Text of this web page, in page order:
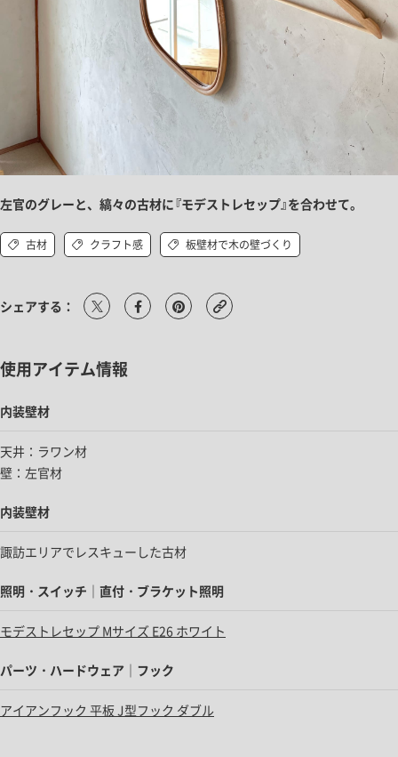
左官のグレーと、縞々の古材に『モデストレセップ』を合わせて。
古材 クラフト感 板壁材で木の壁づくり
シェアする：
使用アイテム情報
内装壁材
天井：ラワン材
壁：左官材
内装壁材
諏訪エリアでレスキューした古材
照明・スイッチ｜直付・ブラケット照明
モデストレセップ Mサイズ E26 ホワイト
パーツ・ハードウェア｜フック
アイアンフック 平板 J型フック ダブル